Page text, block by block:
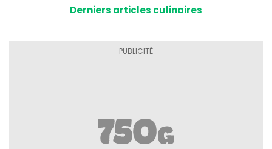
Derniers articles culinaires